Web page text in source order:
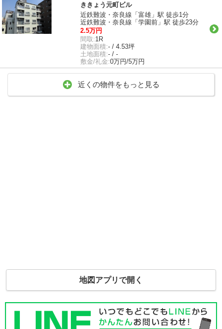
ききょう元町ビル
近鉄難波・奈良線「富雄」駅 徒歩1分
近鉄難波・奈良線「学園前」駅 徒歩23分
2.5万円
間取:1R
建物面積:- / 4.53坪
土地面積:- / -
敷金/礼金:0万円/5万円
近くの物件をもっと見る
地図アプリで開く